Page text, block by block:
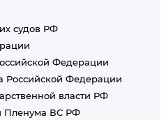
судов РФ
Федерации
Российской Федерации
власти РФ
Пленума ВС РФ